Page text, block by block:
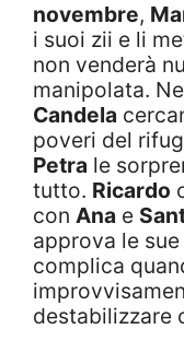
novembre,
i suoi zii e li
non venderà
manipolata.
Candela
poveri del
Petra le
tutto. Ricardo
con Ana e
approva le
complica
destabilizzare